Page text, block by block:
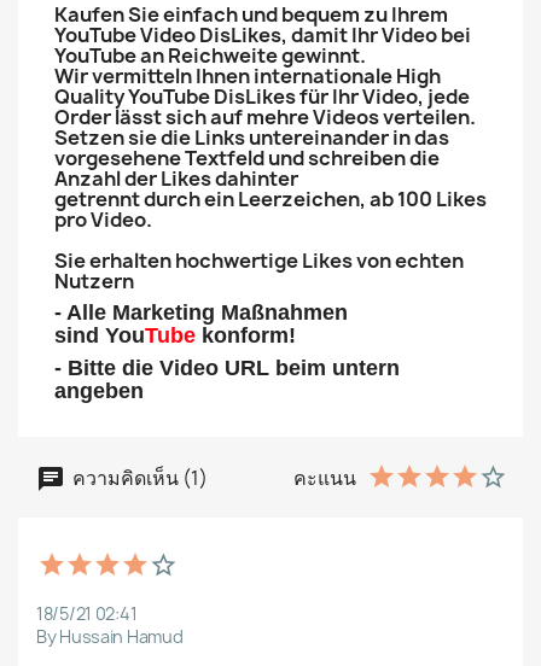
Kaufen Sie einfach und bequem zu Ihrem
YouTube Video DisLikes, damit Ihr Video bei
YouTube an Reichweite gewinnt.
Wir vermitteln Ihnen internationale High
Quality YouTube DisLikes für Ihr Video, jede
Order lässt sich auf mehre Videos verteilen.
Setzen sie die Links untereinander in das
vorgesehene Textfeld und schreiben die
Anzahl der Likes dahinter
getrennt durch ein Leerzeichen, ab 100 Likes
pro Video.
Sie erhalten hochwertige Likes von echten
Nutzern
- Alle Marketing Maßnahmen
sind YouTube konform!
- Bitte die Video URL beim untern
angeben
ความคิดเห็น (1) คะแนน
18/5/21 02:41
By Hussain Hamud